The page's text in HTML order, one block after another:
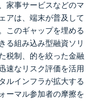
家事サービスなどのマ
アは、端末が普及して
このギャップを埋める
る組み込み型融資ソリ
税制、的を絞った金融
速なリスク評価を活用
ルインフラが拡大する
ーマル参加者の摩擦を